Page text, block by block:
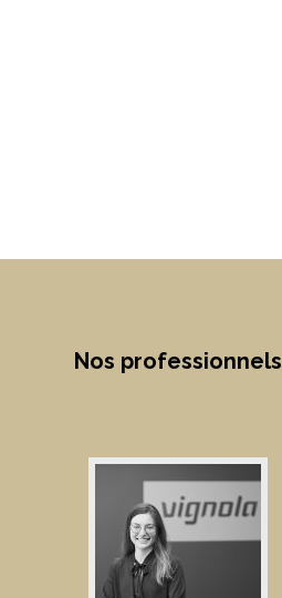
Nos professionnels